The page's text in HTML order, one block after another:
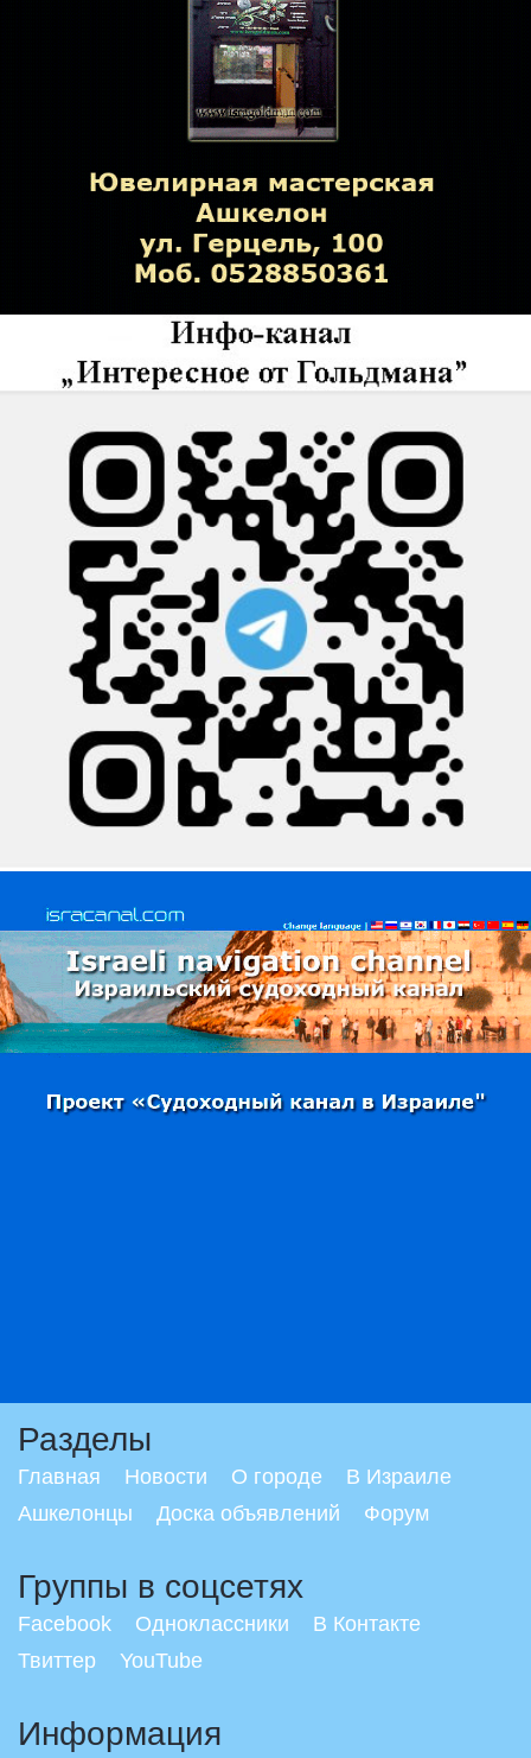
Разделы
Главная Новости О городе
В Израиле
Ашкелонцы
Доска объявлений Форум
Группы в соцсетях
Facebook Одноклассники
В Контакте
Твиттер
YouTube
Информация